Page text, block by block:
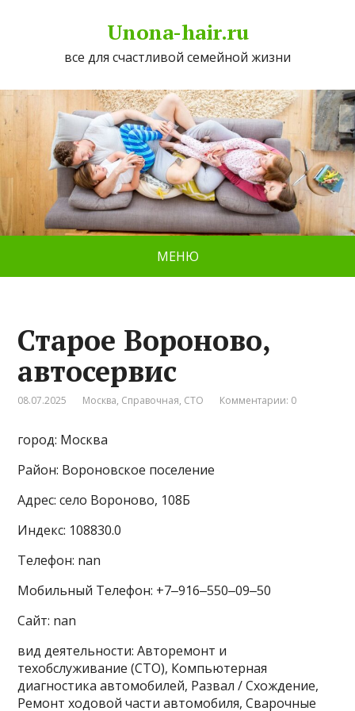
Unona-hair.ru
все для счастливой семейной жизни
МЕНЮ
Старое Вороново,
автосервис
08.07.2025 Москва, Справочная, СТО Комментарии: 0
город: Москва
Район: Вороновское поселение
Адрес: село Вороново, 108Б
Индекс: 108830.0
Телефон: nan
Мобильный Телефон: +7‒916‒550‒09‒50
Сайт: nan
вид деятельности: Авторемонт и
техобслуживание (СТО), Компьютерная
диагностика автомобилей, Развал / Схождение,
Ремонт ходовой части автомобиля, Сварочные